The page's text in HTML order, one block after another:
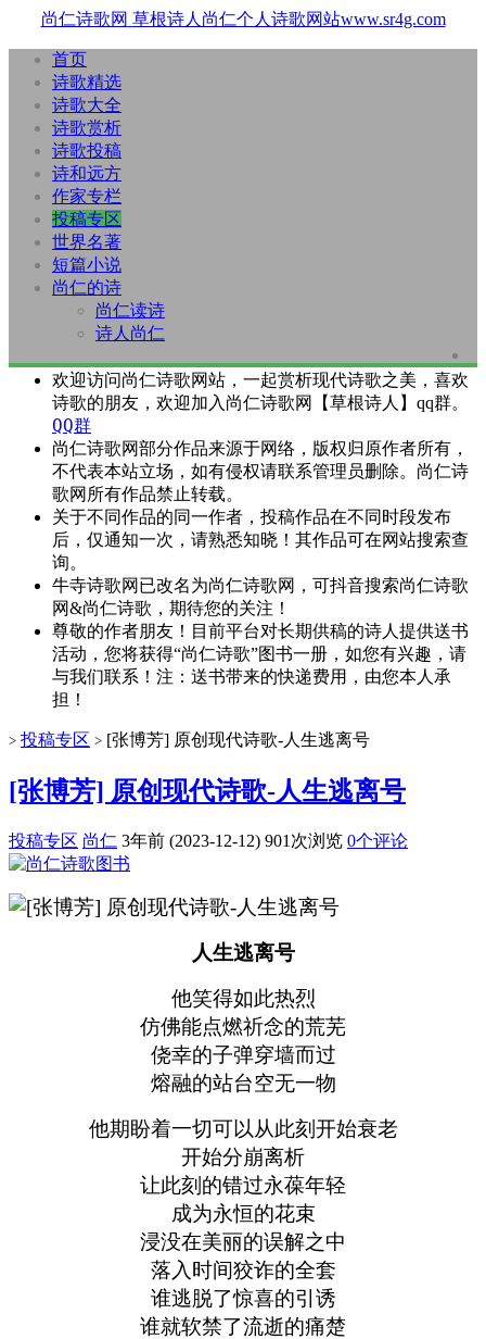
尚仁诗歌网 草根诗人尚仁个人诗歌网站www.sr4g.com
首页
诗歌精选
诗歌大全
诗歌赏析
诗歌投稿
诗和远方
作家专栏
投稿专区
世界名著
短篇小说
尚仁的诗
尚仁读诗
诗人尚仁
欢迎访问尚仁诗歌网站，一起赏析现代诗歌之美，喜欢
诗歌的朋友，欢迎加入尚仁诗歌网【草根诗人】qq群。
QQ群
尚仁诗歌网部分作品来源于网络，版权归原作者所有，
不代表本站立场，如有侵权请联系管理员删除。尚仁诗
歌网所有作品禁止转载。
关于不同作品的同一作者，投稿作品在不同时段发布
后，仅通知一次，请熟悉知晓！其作品可在网站搜索查
询。
牛寺诗歌网已改名为尚仁诗歌网，可抖音搜索尚仁诗歌
网&尚仁诗歌，期待您的关注！
尊敬的作者朋友！目前平台对长期供稿的诗人提供送书
活动，您将获得“尚仁诗歌”图书一册，如您有兴趣，请
与我们联系！注：送书带来的快递费用，由您本人承
担！
> 投稿专区 > [张博芳] 原创现代诗歌-人生逃离号
[张博芳] 原创现代诗歌-人生逃离号
投稿专区 尚仁 3年前 (2023-12-12) 901次浏览 0个评论
人生逃离号
他笑得如此热烈
仿佛能点燃祈念的荒芜
侥幸的子弹穿墙而过
熔融的站台空无一物
他期盼着一切可以从此刻开始衰老
开始分崩离析
让此刻的错过永葆年轻
成为永恒的花束
浸没在美丽的误解之中
落入时间狡诈的全套
谁逃脱了惊喜的引诱
谁就软禁了流逝的痛楚